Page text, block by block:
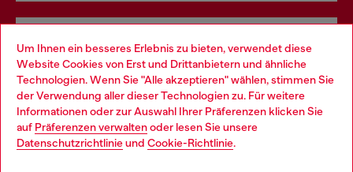
Um Ihnen ein besseres Erlebnis zu bieten, verwendet diese
Website Cookies von Erst und Drittanbietern und ähnliche
Technologien. Wenn Sie "Alle akzeptieren" wählen, stimmen Sie
der Verwendung aller dieser Technologien zu. Für weitere
Informationen oder zur Auswahl Ihrer Präferenzen klicken Sie
auf Präferenzen verwaltenoder lesen Sie unsere
Datenschutzrichtlinieund Cookie-Richtlinie.
Omnichannel-Services
Entdecke unser gesamtes Service-Angebot, online und
im Store.
Mehr erfahren
Choose your location
You are currently browsing Deutschland website, but it seems
you may be based in United States